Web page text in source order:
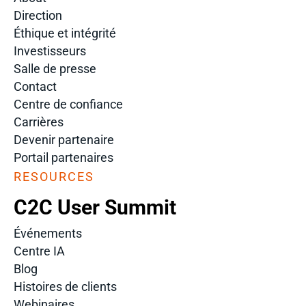
Direction
Éthique et intégrité
Investisseurs
Salle de presse
Contact
Centre de confiance
Carrières
Devenir partenaire
Portail partenaires
RESOURCES
C2C User Summit
Événements
Centre IA
Blog
Histoires de clients